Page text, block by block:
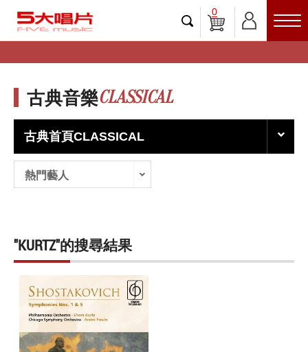
0
古典音樂CLASSICAL
古典首頁CLASSICAL
熱門藝人
"KURTZ"的搜尋結果